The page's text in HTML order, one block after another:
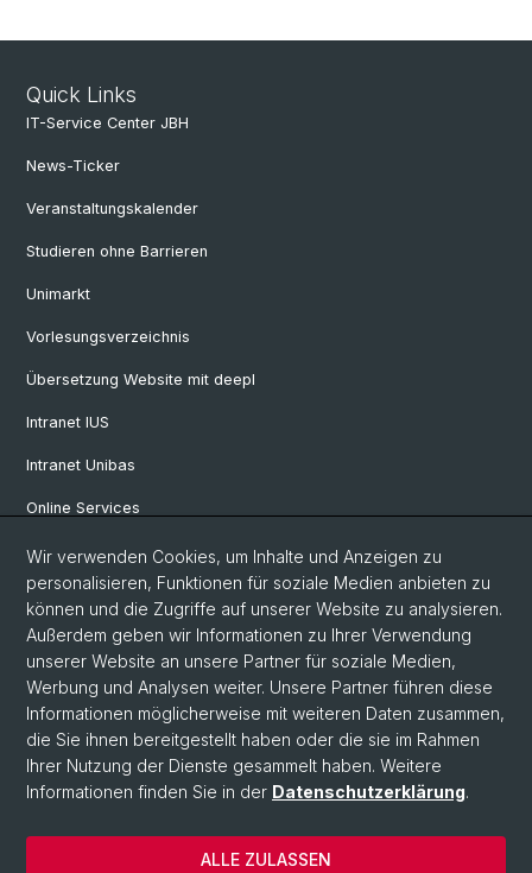
Quick Links
IT-Service Center JBH
News-Ticker
Veranstaltungskalender
Studieren ohne Barrieren
Unimarkt
Vorlesungsverzeichnis
Übersetzung Website mit deepl
Intranet IUS
Intranet Unibas
Online Services
Social Media
Instagram
LinkedIn
TikTok
Wir verwenden Cookies, um Inhalte und Anzeigen zu
personalisieren, Funktionen für soziale Medien anbieten zu
können und die Zugriffe auf unserer Website zu analysieren.
Außerdem geben wir Informationen zu Ihrer Verwendung
unserer Website an unsere Partner für soziale Medien,
Werbung und Analysen weiter. Unsere Partner führen diese
Informationen möglicherweise mit weiteren Daten zusammen,
die Sie ihnen bereitgestellt haben oder die sie im Rahmen
Ihrer Nutzung der Dienste gesammelt haben. Weitere
Informationen finden Sie in der Datenschutzerklärung.
ALLE ZULASSEN